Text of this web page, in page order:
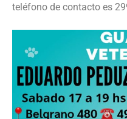
teléfono de contacto es